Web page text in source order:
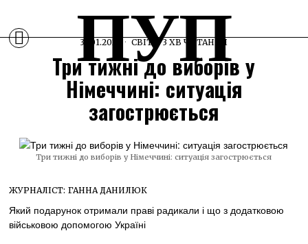
ПУП
31.01.2025 СВІТ 3 ХВ ЧИТАННЯ
Три тижні до виборів у
Німеччині: ситуація
загострюється
Три тижні до виборів у Німеччині: ситуація загострюється
ЖУРНАЛІСТ: ГАННА ДАНИЛЮК
Який подарунок отримали праві радикали і що з додатковою
військовою допомогою Україні